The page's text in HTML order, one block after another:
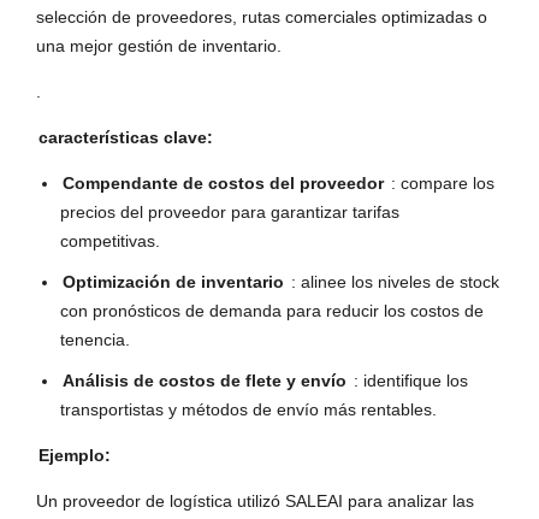
selección de proveedores, rutas comerciales optimizadas o
una mejor gestión de inventario.
.
características clave:
Compendante de costos del proveedor : compare los
precios del proveedor para garantizar tarifas
competitivas.
Optimización de inventario : alinee los niveles de stock
con pronósticos de demanda para reducir los costos de
tenencia.
Análisis de costos de flete y envío : identifique los
transportistas y métodos de envío más rentables.
Ejemplo:
Un proveedor de logística utilizó SALEAI para analizar las